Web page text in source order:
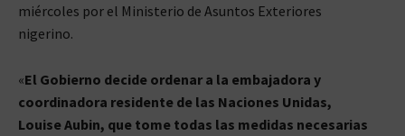
miércoles por el Ministerio de Asuntos Exteriores
nigerino.
«El Gobierno decide ordenar a la embajadora y
coordinadora residente de las Naciones Unidas,
Louise Aubin, que tome todas las medidas necesarias